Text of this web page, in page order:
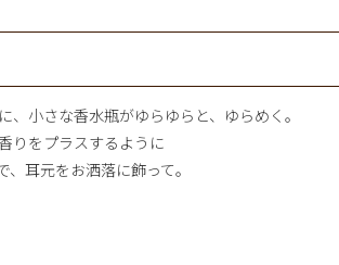
、小さな香水瓶がゆらゆらと、ゆらめく。
りをプラスするように
耳元をお洒落に飾って。